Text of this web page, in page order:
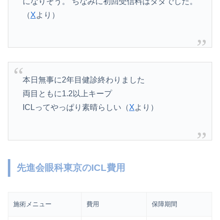
（Xより）
本日無事に2年目健診終わりました
両目ともに1.2以上キープ
ICLってやっぱり素晴らしい（Xより）
先進会眼科東京のICL費用
施術メニュー 費用 保障期間